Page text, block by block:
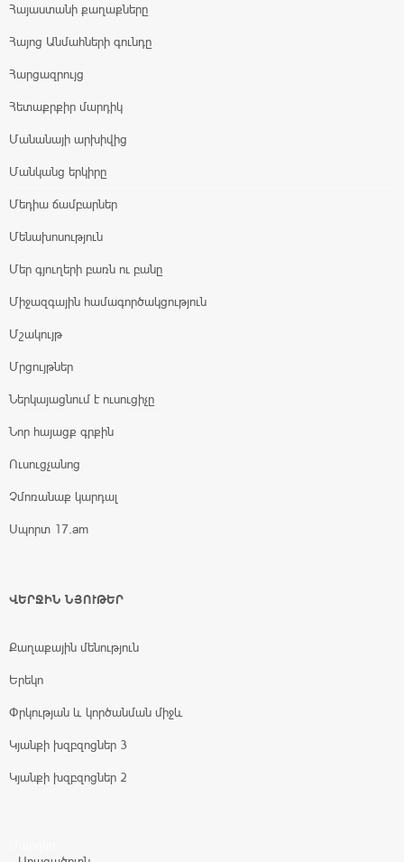
Հայաստանի քաղաքները
Հայոց Անմահների գունդը
Հարցազրույց
Հետաքրքիր մարդիկ
Մանանայի արխիվից
Մանկանց երկիրը
Մեդիա ճամբարներ
Մենախոսություն
Մեր գյուղերի բառն ու բանը
Միջազգային համագործակցություն
Մշակույթ
Մրցույթներ
Ներկայացնում է ուսուցիչը
Նոր հայացք գրքին
Ուսուցչանոց
Չմոռանաք կարդալ
Սպորտ 17.am
ՎԵՐՋԻՆ ՆՅՈՒԹԵՐ
Քաղաքային մենություն
Երեկո
Փրկության և կործանման միջև
Կյանքի խզբզոցներ 3
Կյանքի խզբզոցներ 2